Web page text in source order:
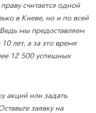
считается одной
в Киеве, но и по всей
мы предоставляем
лет, а за это время
12 500 успешных
акций или задать
заявку на